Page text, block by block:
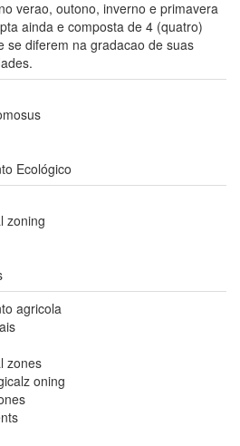
verao, outono, inverno e primavera
ainda e composta de 4 (quatro)
se diferem na gradacao de suas
Ecológico
zoning
agricola
zones
oning